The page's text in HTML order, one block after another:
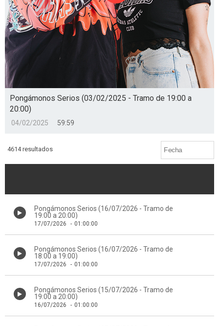
Pongámonos Serios (03/02/2025 - Tramo de 19:00 a
20:00)
04/02/2025 59:59
4614 resultados
Pongámonos Serios (16/07/2026 - Tramo de
19:00 a 20:00)
17/07/2026 - 01:00:00
Pongámonos Serios (16/07/2026 - Tramo de
18:00 a 19:00)
17/07/2026 - 01:00:00
Pongámonos Serios (15/07/2026 - Tramo de
19:00 a 20:00)
16/07/2026 - 01:00:00